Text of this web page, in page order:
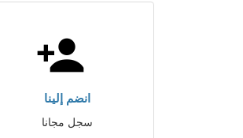
انضم إلينا
سجل مجانا